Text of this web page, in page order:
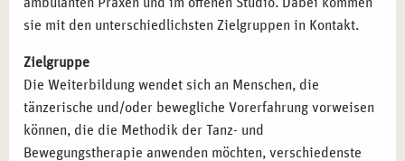
sie mit den unterschiedlichsten Zielgruppen in Kontakt.
Zielgruppe
Die Weiterbildung wendet sich an Menschen, die
tänzerische und/oder bewegliche Vorerfahrung vorweisen
können, die die Methodik der Tanz- und
Bewegungstherapie anwenden möchten, verschiedenste